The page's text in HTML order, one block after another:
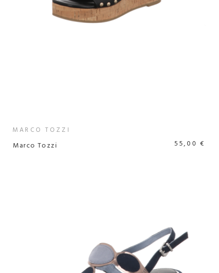
MARCO TOZZI
Marco Tozzi 55,00 €